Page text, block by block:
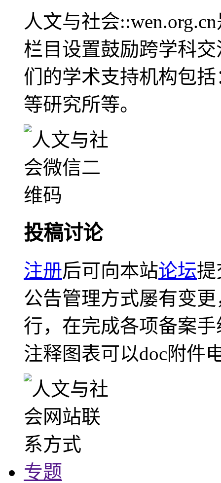
人文与社会
栏目设置鼓励跨学科
们的学术支持机构包
等研究所等。
投稿讨论
注册后可向本站论坛提
公告管理方式屡有变
行，在完成各项备案
注释图表可以doc附件
专题